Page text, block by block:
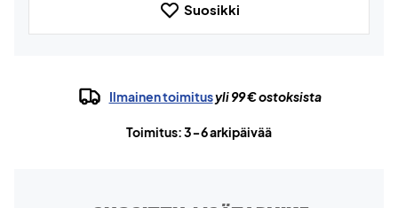
Suosikki
Ilmainen toimitusyli 99 € ostoksista
Toimitus: 3-6 arkipäivää